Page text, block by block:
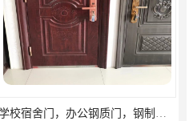
学校宿舍门，办公钢质门，钢制非标门定做